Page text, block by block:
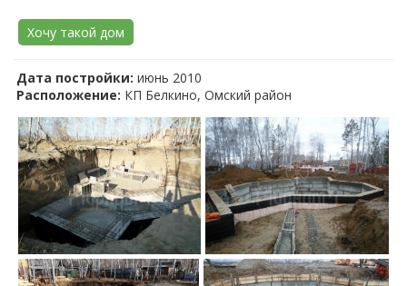
Хочу такой дом
Дата постройки: июнь 2010
Расположение: КП Белкино, Омский район